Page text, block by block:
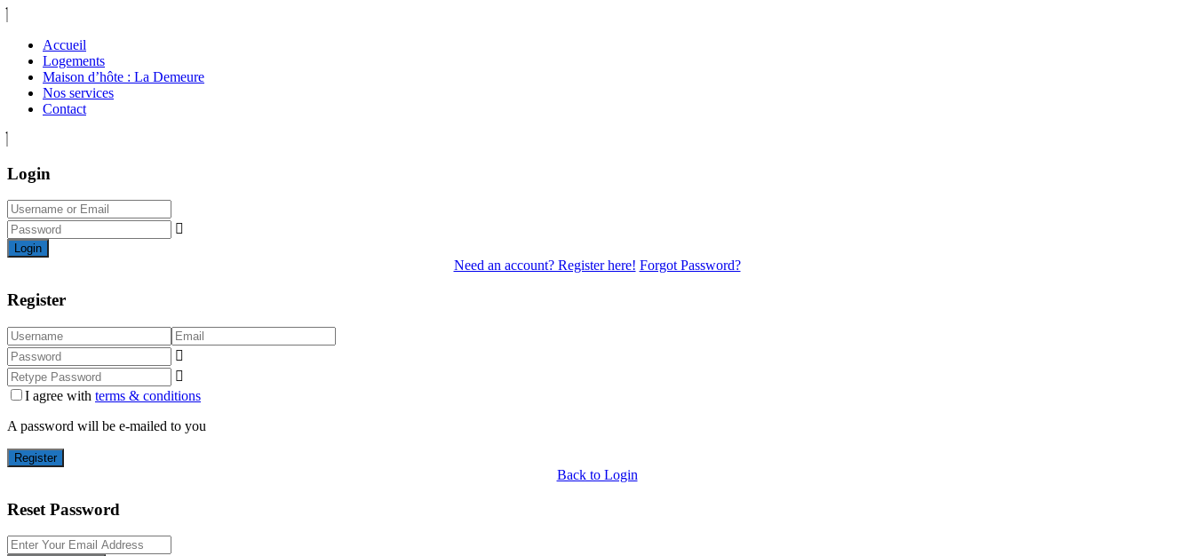
Accueil
Logements
Maison d’hôte : La Demeure
Nos services
Contact
Login
Login
Need an account? Register here! Forgot Password?
Register
I agree with terms & conditions
A password will be e-mailed to you
Register
Back to Login
Reset Password